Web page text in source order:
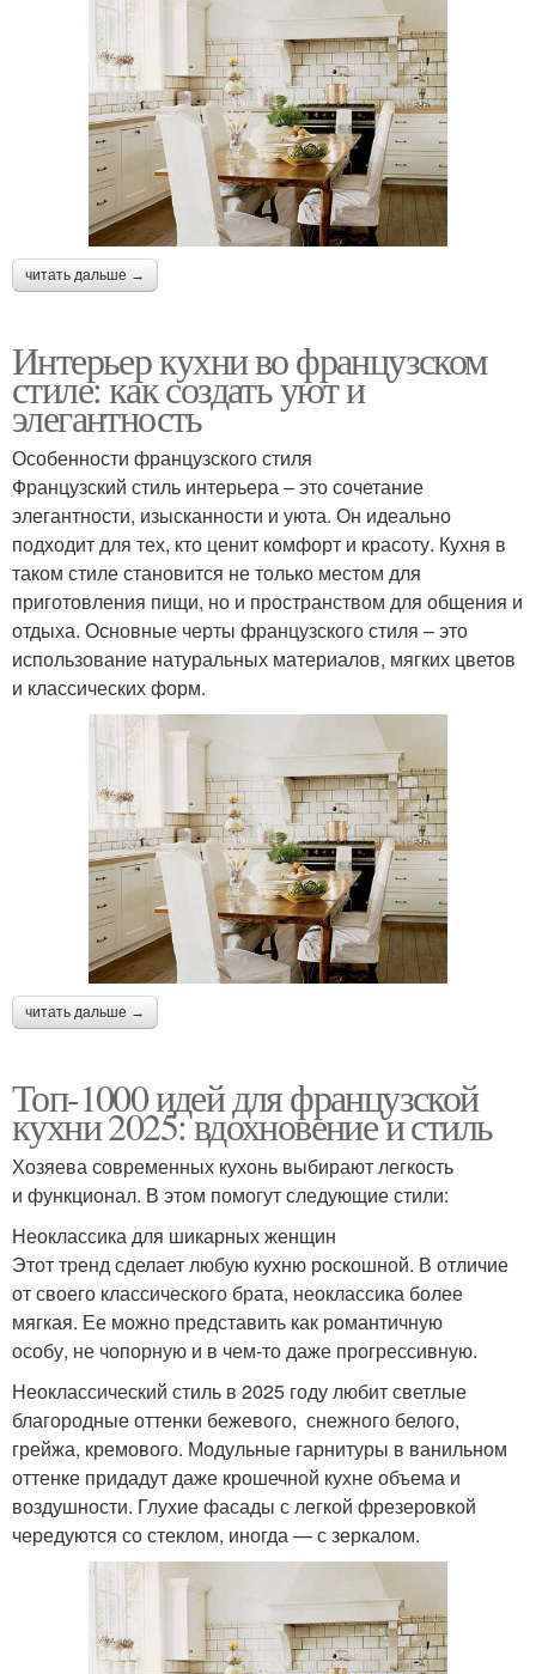
читать дальше →
Интерьер кухни во французском
стиле: как создать уют и
элегантность
Особенности французского стиля
Французский стиль интерьера – это сочетание
элегантности, изысканности и уюта. Он идеально
подходит для тех, кто ценит комфорт и красоту. Кухня в
таком стиле становится не только местом для
приготовления пищи, но и пространством для общения и
отдыха. Основные черты французского стиля – это
использование натуральных материалов, мягких цветов
и классических форм.
читать дальше →
Топ-1000 идей для французской
кухни 2025: вдохновение и стиль
Хозяева современных кухонь выбирают легкость
и функционал. В этом помогут следующие стили:
Неоклассика для шикарных женщин
Этот тренд сделает любую кухню роскошной. В отличие
от своего классического брата, неоклассика более
мягкая. Ее можно представить как романтичную
особу, не чопорную и в чем-то даже прогрессивную.
Неоклассический стиль в 2025 году любит светлые
благородные оттенки бежевого, снежного белого,
грейжа, кремового. Модульные гарнитуры в ванильном
оттенке придадут даже крошечной кухне объема и
воздушности. Глухие фасады с легкой фрезеровкой
чередуются со стеклом, иногда — с зеркалом.